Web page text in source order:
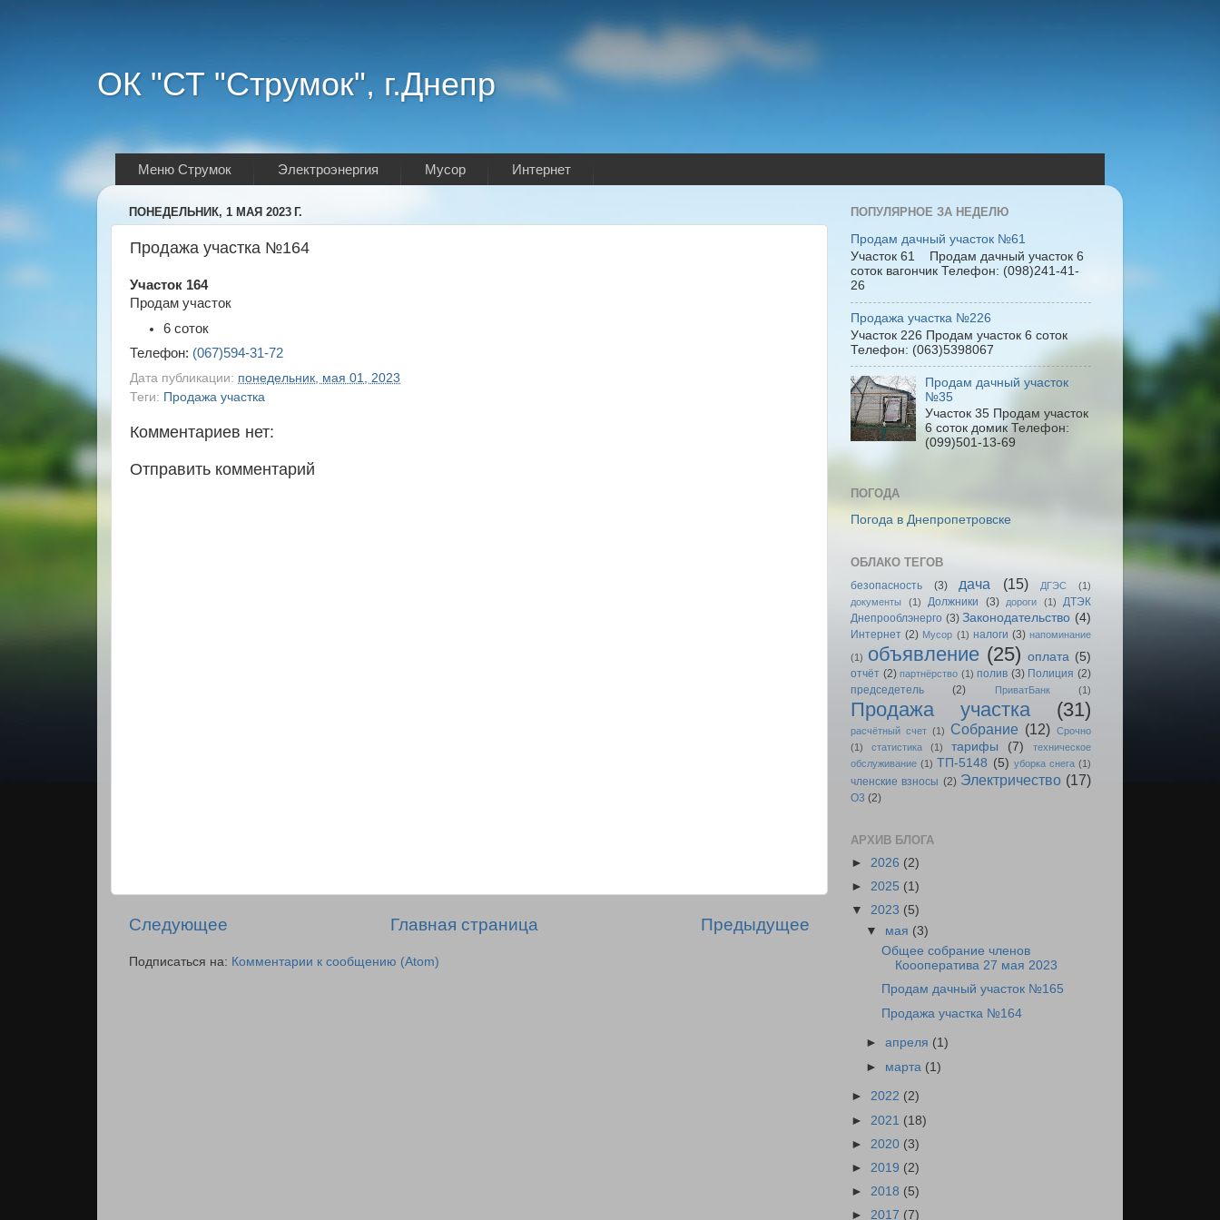
ОК "СТ "Струмок", г.Днепр
Меню Струмок Электроэнергия Мусор Интернет
ПОНЕДЕЛЬНИК, 1 МАЯ 2023 Г.
Продажа участка №164
Участок 164
Продам участок
6 соток
Телефон: (067)594-31-72
Дата публикации: понедельник, мая 01, 2023
Теги: Продажа участка
Комментариев нет:
Отправить комментарий
Следующее Предыдущее
Главная страница
Подписаться на: Комментарии к сообщению (Atom)
ПОПУЛЯРНОЕ ЗА НЕДЕЛЮ
Продам дачный участок №61
Участок 61 Продам дачный участок 6
соток вагончик Телефон: (098)241-41-
26
Продажа участка №226
Участок 226 Продам участок 6 соток
Телефон: (063)5398067
Продам дачный участок
№35
Участок 35 Продам участок
6 соток домик Телефон:
(099)501-13-69
ПОГОДА
Погода в Днепропетровске
ОБЛАКО ТЕГОВ
безопасность (3) дача (15) ДГЭС
(1)
документы
(1) Должники (3) дороги (1)
ДТЭК
Днепрооблэнерго (3) Законодательство (4)
Интернет (2) Мусор (1) налоги (3) напоминание
(1) объявление (25) оплата (5)
отчёт (2) партнёрство (1) полив (3) Полиция (2)
председетель
(2) ПриватБанк (1)
Продажа участка (31)
расчётный счет (1) Собрание (12) Срочно
(1)
статистика (1) тарифы (7)
техническое
обслуживание (1) ТП-5148 (5) уборка снега (1)
членские взносы (2) Электричество (17)
O3 (2)
АРХИВ БЛОГА
► 2026 (2)
► 2025 (1)
▼ 2023 (5)
▼ мая (3)
Общее собрание членов
Коооператива 27 мая 2023
Продам дачный участок №165
Продажа участка №164
►апреля (1)
► марта (1)
► 2022 (2)
► 2021 (18)
► 2020 (3)
► 2019 (2)
► 2018 (5)
► 2017 (7)